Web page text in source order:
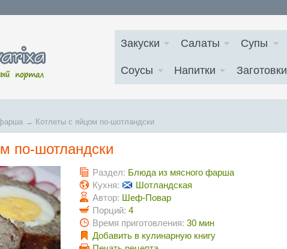
Закуски Салаты Супы
Соусы Напитки Заготовки
→ Котлеты с яйцом по-шотландски
по-шотландски
Раздел: Блюда из мясного фарша
Кухня:
Шотландская
Автор: Шеф-Повар
Порций: 4
Время приготовления: 30 мин
Добавить в кулинарную книгу